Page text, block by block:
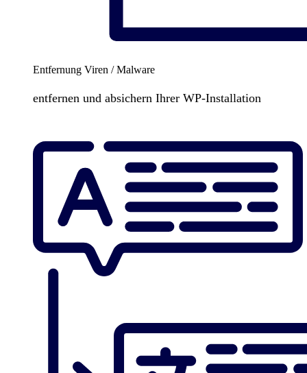
Entfernung Viren / Malware
entfernen und absichern Ihrer WP-Installation